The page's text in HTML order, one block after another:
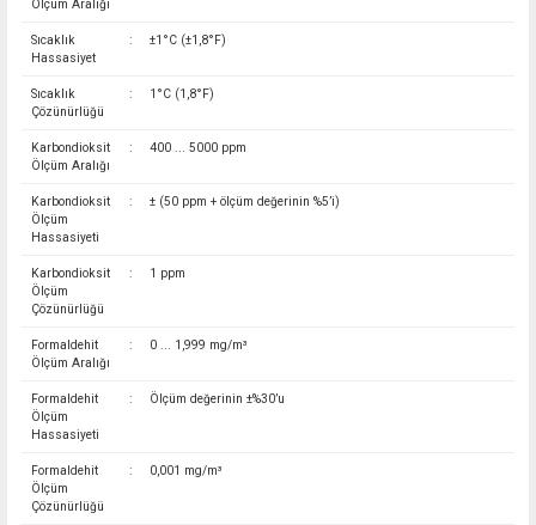
Ölçüm Aralığı
Sıcaklık
Hassasiyet
: ±1°C (±1,8°F)
Sıcaklık
Çözünürlüğü
: 1°C (1,8°F)
Karbondioksit
Ölçüm Aralığı
: 400 ... 5000 ppm
Karbondioksit
Ölçüm
Hassasiyeti
: ± (50 ppm + ölçüm değerinin %5’i)
Karbondioksit
Ölçüm
Çözünürlüğü
: 1 ppm
Formaldehit
Ölçüm Aralığı
: 0 ... 1,999 mg/m³
Formaldehit
Ölçüm
Hassasiyeti
: Ölçüm değerinin ±%30’u
Formaldehit
Ölçüm
Çözünürlüğü
: 0,001 mg/m³